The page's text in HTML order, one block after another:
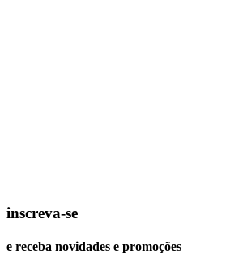
inscreva-se
e receba novidades e promoções